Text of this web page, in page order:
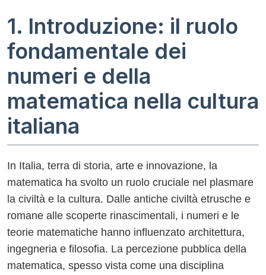
1. Introduzione: il ruolo
fondamentale dei
numeri e della
matematica nella cultura
italiana
In Italia, terra di storia, arte e innovazione, la
matematica ha svolto un ruolo cruciale nel plasmare
la civiltà e la cultura. Dalle antiche civiltà etrusche e
romane alle scoperte rinascimentali, i numeri e le
teorie matematiche hanno influenzato architettura,
ingegneria e filosofia. La percezione pubblica della
matematica, spesso vista come una disciplina